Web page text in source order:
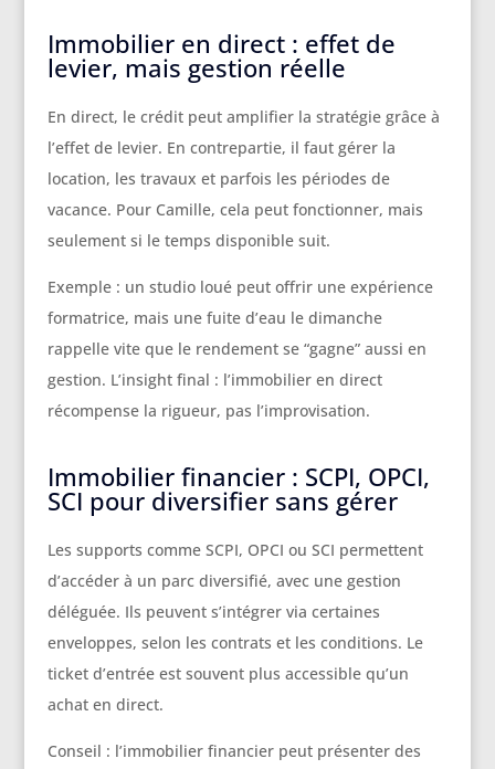
Immobilier en direct : effet de
levier, mais gestion réelle
En direct, le crédit peut amplifier la stratégie grâce à
l’effet de levier. En contrepartie, il faut gérer la
location, les travaux et parfois les périodes de
vacance. Pour Camille, cela peut fonctionner, mais
seulement si le temps disponible suit.
Exemple : un studio loué peut offrir une expérience
formatrice, mais une fuite d’eau le dimanche
rappelle vite que le rendement se “gagne” aussi en
gestion. L’insight final : l’immobilier en direct
récompense la rigueur, pas l’improvisation.
Immobilier financier : SCPI, OPCI,
SCI pour diversifier sans gérer
Les supports comme SCPI, OPCI ou SCI permettent
d’accéder à un parc diversifié, avec une gestion
déléguée. Ils peuvent s’intégrer via certaines
enveloppes, selon les contrats et les conditions. Le
ticket d’entrée est souvent plus accessible qu’un
achat en direct.
Conseil : l’immobilier financier peut présenter des